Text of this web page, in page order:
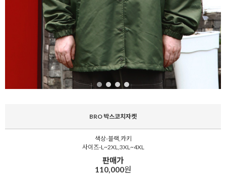
BRO 박스코치자켓
색상-블랙,카키
사이즈-L~2XL,3XL~4XL
판매가
110,000원